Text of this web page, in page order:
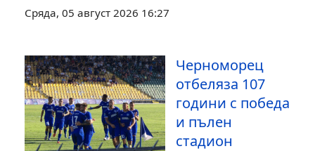
Сряда, 05 август 2026 16:27
Черноморец
отбеляза 107
години с победа
и пълен
стадион